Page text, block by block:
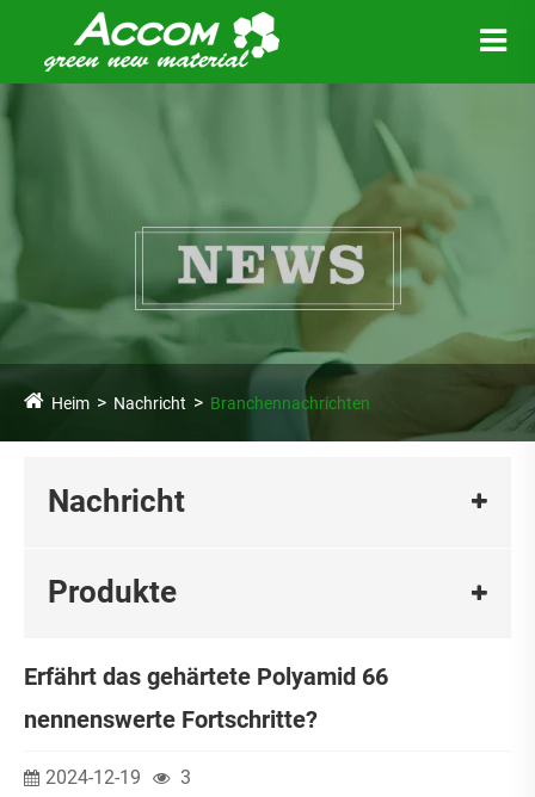
Heim Nachricht Branchennachrichten
Nachricht
Produkte
Erfährt das gehärtete Polyamid 66
nennenswerte Fortschritte?
2024-12-19
3